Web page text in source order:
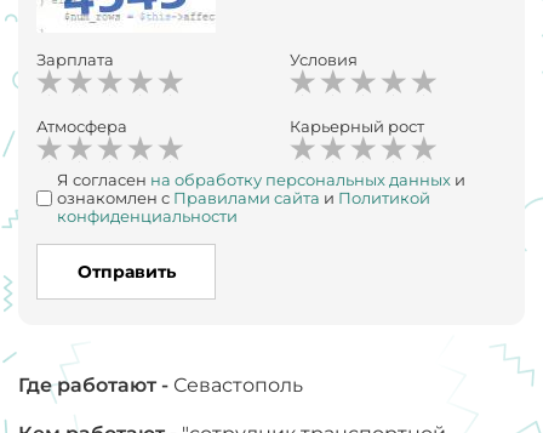
Зарплата Условия
Атмосфера Карьерный рост
Я согласен на обработку персональных данных и
ознакомлен с Правилами сайта и Политикой
конфиденциальности
Отправить
Где работают - Севастополь